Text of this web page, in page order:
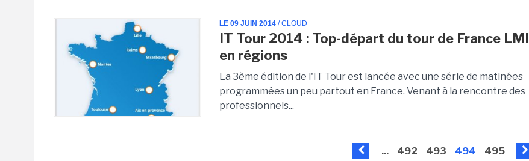
LE 09 JUIN 2014 / CLOUD
IT Tour 2014 : Top-départ du tour de France LMI
en régions
La 3ème édition de l'IT Tour est lancée avec une série de matinées
programmées un peu partout en France. Venant à la rencontre des
professionnels...
... 492 493 494
495